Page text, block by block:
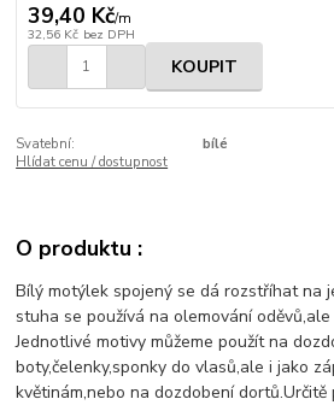
39,40 Kč/m
32,56 Kč bez DPH
KOUPIT
Svatební:
bílé
Hlídat cenu / dostupnost
O produktu :
Bílý motýlek spojený se dá rozstříhat na
stuha se používá na olemování
Jednotlivé motivy můžeme použít na
boty,čelenky,sponky do vlasů,ale i jako
květinám,nebo na dozdobení